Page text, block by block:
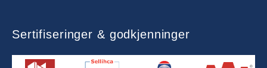
Sertifiseringer & godkjenninger